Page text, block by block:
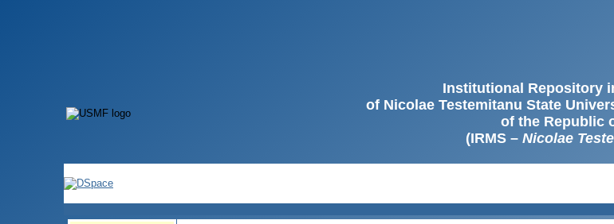
Institutional Repository
of Nicolae Testemitanu State
of the Republic
(IRMS – Nicolae